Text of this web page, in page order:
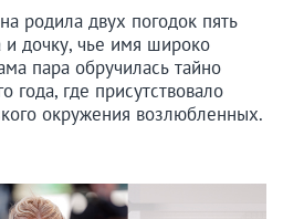
родила двух погодок пять
дочку, чье имя широко
пара обручилась тайно
года, где присутствовало
окружения возлюбленных.